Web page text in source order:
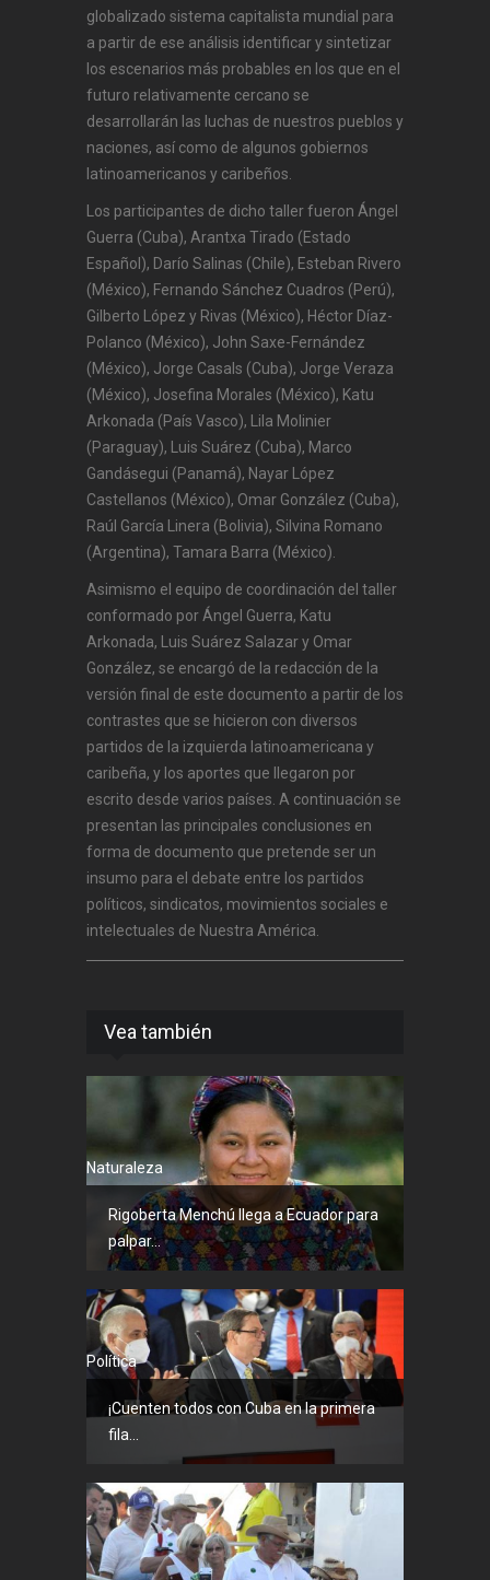
globalizado sistema capitalista mundial para
a partir de ese análisis identificar y sintetizar
los escenarios más probables en los que en el
futuro relativamente cercano se
desarrollarán las luchas de nuestros pueblos y
naciones, así como de algunos gobiernos
latinoamericanos y caribeños.
Los participantes de dicho taller fueron Ángel
Guerra (Cuba), Arantxa Tirado (Estado
Español), Darío Salinas (Chile), Esteban Rivero
(México), Fernando Sánchez Cuadros (Perú),
Gilberto López y Rivas (México), Héctor Díaz-
Polanco (México), John Saxe-Fernández
(México), Jorge Casals (Cuba), Jorge Veraza
(México), Josefina Morales (México), Katu
Arkonada (País Vasco), Lila Molinier
(Paraguay), Luis Suárez (Cuba), Marco
Gandásegui (Panamá), Nayar López
Castellanos (México), Omar González (Cuba),
Raúl García Linera (Bolivia), Silvina Romano
(Argentina), Tamara Barra (México).
Asimismo el equipo de coordinación del taller
conformado por Ángel Guerra, Katu
Arkonada, Luis Suárez Salazar y Omar
González, se encargó de la redacción de la
versión final de este documento a partir de los
contrastes que se hicieron con diversos
partidos de la izquierda latinoamericana y
caribeña, y los aportes que llegaron por
escrito desde varios países. A continuación se
presentan las principales conclusiones en
forma de documento que pretende ser un
insumo para el debate entre los partidos
políticos, sindicatos, movimientos sociales e
intelectuales de Nuestra América.
Vea también
Naturaleza
Rigoberta Menchú llega a Ecuador para
palpar...
Política
¡Cuenten todos con Cuba en la primera
fila...